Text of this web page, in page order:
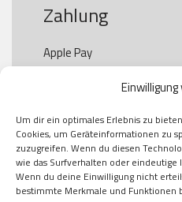
Um dir ein optimales Erlebnis zu
Cookies, um Geräteinformationen zu
zuzugreifen. Wenn du diesen
wie das Surfverhalten oder eindeutige
Wenn du deine Einwilligung nicht
bestimmte Merkmale und Funktionen
Zahlung
Apple Pay
Paypal
Kauf auf Rechung
Klarna
American Express